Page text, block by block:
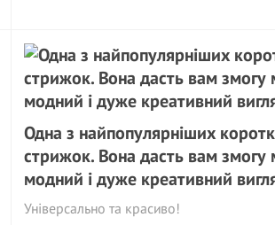
Одна з найпопулярніших
стрижок. Вона дасть вам змогу
модний і дуже креативний
Універсально та красиво!